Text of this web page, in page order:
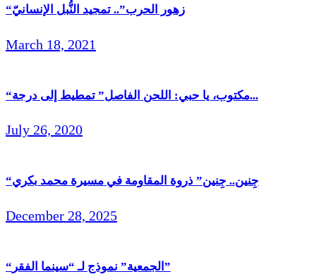
“زهور الحرب”.. تمجيد النُّبل الإنسانيّ
March 18, 2021
“مكتوب، يا حبي: اللحن الفاصل” تمطيط إلى درجة...
July 26, 2020
“جِنين.. جِنين” ذروة المقاومة في مسيرة محمد بكري
December 28, 2025
“الجمعية” نموذج لـ “سينما الفقر”